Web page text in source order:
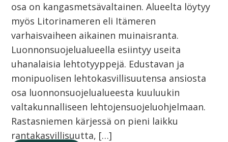
osa on kangasmetsävaltainen. Alueelta löytyy
myös Litorinameren eli Itämeren
varhaisvaiheen aikainen muinaisranta.
Luonnonsuojelualueella esiintyy useita
uhanalaisia lehtotyyppejä. Edustavan ja
monipuolisen lehtokasvillisuutensa ansiosta
osa luonnonsuojelualueesta kuuluukin
valtakunnalliseen lehtojensuojeluohjelmaan.
Rastasniemen kärjessä on pieni laikku
rantakasvillisuutta, […]